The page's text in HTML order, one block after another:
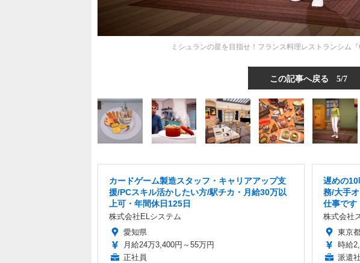
ミシュランの星を目指せ！フランス料理レストランシム
この記事へ戻る 5/7
カードゲーム製造スタッフ・キャリアアップ支
援/PCスキル活かしたい方/駅チカ・月給30万以
上可・年間休日125日
株式会社ELシステム
愛知県
月給24万3,400円～55万円
正社員
遅めの
務/大手
仕事です
株式会社
東京
時給
派遣